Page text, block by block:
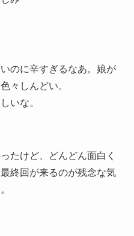
のに辛すぎるなあ。娘が
々しんどい。
いな。
たけど、どんどん面白く
終回が来るのが残念な気